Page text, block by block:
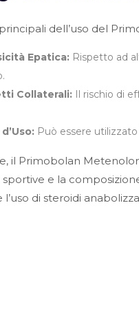
dell’uso del
Epatica: Rispetto ad
Collaterali: Il rischio di
Può essere
il Primobolan
e la
di steroidi